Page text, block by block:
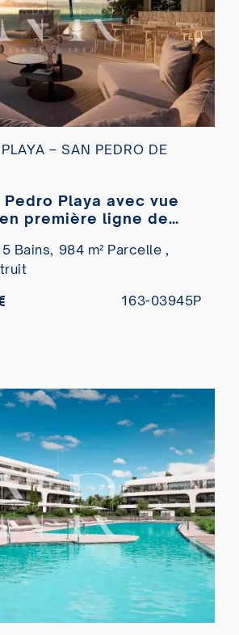
– SAN PEDRO DE
Playa avec vue
première ligne de
5 Bains, 984 m² Parcelle ,
163-03945P